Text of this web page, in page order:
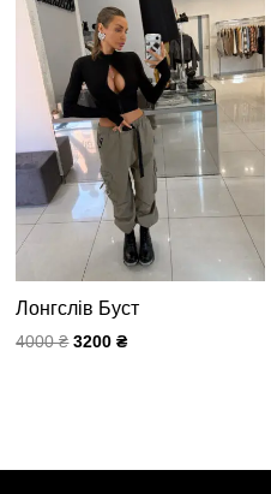
Лонгслів Буст
4000₴
4000 ₴.
3200₴